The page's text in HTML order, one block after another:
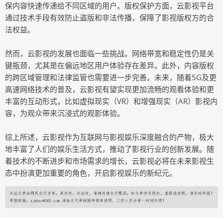
保内容快速传递给不同区域的用户。版权保护方面，云影视平台
通过技术手段有效防止盗版和非法传播，保障了影视版权方的合
法权益。
然而，云影视的发展也面临一些挑战。网络带宽和稳定性仍是关
键瓶颈，尤其是在偏远地区用户体验存在差异。此外，内容版权
的跨区域管理和法律监管也需要进一步完善。未来，随着5G及更
高速网络技术的普及，云影视有望实现更加流畅的观看体验和更
丰富的互动形式，比如虚拟现实（VR）和增强现实（AR）影视内
容，为观众带来沉浸式的观影体验。
综上所述，云影视作为互联网与影视娱乐深度融合的产物，极大
地丰富了人们的娱乐生活方式，推动了影视行业的创新发展。随
着技术的不断进步和市场需求的增长，云影视必将在未来影视生
态中扮演更加重要的角色，开启影视娱乐的新纪元。